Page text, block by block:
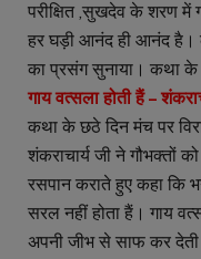
परीक्षित ,सुखदेव के शरण में
हर घड़ी आनंद ही आनंद है।
का प्रसंग सुनाया। कथा के
गाय वत्सला होती हैं –
कथा के छठे दिन मंच पर
शंकराचार्य जी ने गौभक्तों
रसपान कराते हुए कहा कि
सरल नहीं होता हैं। गाय
अपनी जीभ से साफ कर देती